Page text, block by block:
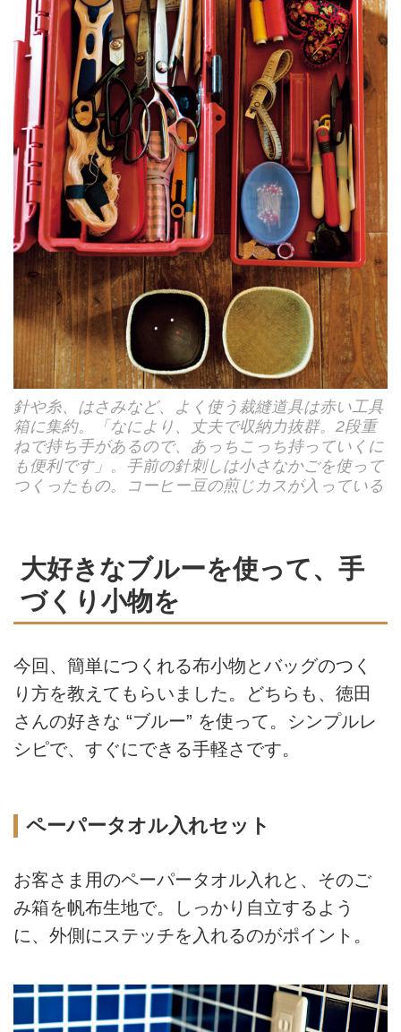
針や糸、はさみなど、よく使う裁縫道具は赤い工具
箱に集約。「なにより、丈夫で収納力抜群。2段重
ねで持ち手があるので、あっちこっち持っていくに
も便利です」。手前の針刺しは小さなかごを使って
つくったもの。コーヒー豆の煎じカスが入っている
大好きなブルーを使って、手
づくり小物を
今回、簡単につくれる布小物とバッグのつく
り方を教えてもらいました。どちらも、徳田
さんの好きな “ブルー” を使って。シンプルレ
シピで、すぐにできる手軽さです。
ペーパータオル入れセット
お客さま用のペーパータオル入れと、そのご
み箱を帆布生地で。しっかり自立するよう
に、外側にステッチを入れるのがポイント。